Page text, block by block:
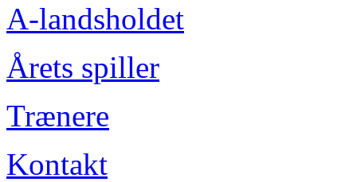
A-landsholdet
Årets spiller
Trænere
Kontakt